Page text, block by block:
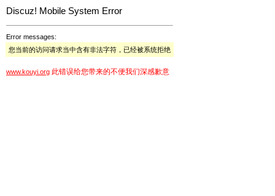
Discuz! Mobile System Error
Error messages:
您当前的访问请求当中含有非法字符，已经被系统拒绝
www.kouyi.org 此错误给您带来的不便我们深感歉意